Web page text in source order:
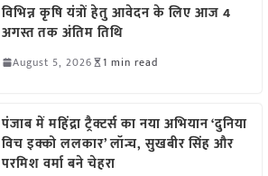
विभिन्न कृषि यंत्रों हेतु आवेदन के लिए आज 4
अगस्त तक अंतिम तिथि
August 5, 2026 1 min read
पंजाब में महिंद्रा ट्रैक्टर्स का नया अभियान ‘दुनिया
विच इक्को ललकार’ लॉन्च, सुखबीर सिंह और
परमिश वर्मा बने चेहरा